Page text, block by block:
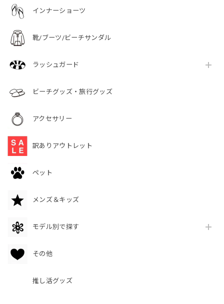
インナーショーツ
靴/ブーツ/ビーチサンダル
ラッシュガード
ビーチグッズ・旅行グッズ
アクセサリー
訳ありアウトレット
ペット
メンズ＆キッズ
モデル別で探す
その他
推し活グッズ